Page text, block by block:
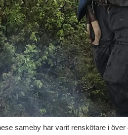
sameby har varit renskötare i